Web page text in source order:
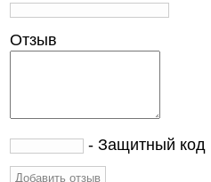
Отзыв
- Защитный код